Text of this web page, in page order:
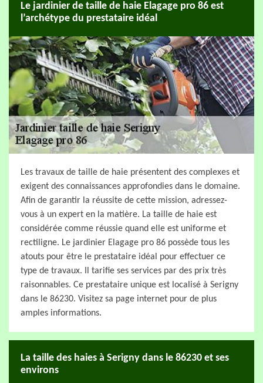
Le jardinier de taille de haie Elagage pro 86 est
l’archétype du prestataire idéal
Les travaux de taille de haie présentent des complexes et
exigent des connaissances approfondies dans le domaine.
Afin de garantir la réussite de cette mission, adressez-
vous à un expert en la matière. La taille de haie est
considérée comme réussie quand elle est uniforme et
rectiligne. Le jardinier Elagage pro 86 possède tous les
atouts pour être le prestataire idéal pour effectuer ce
type de travaux. Il tarifie ses services par des prix très
raisonnables. Ce prestataire unique est localisé à Serigny
dans le 86230. Visitez sa page internet pour de plus
amples informations.
La taille des haies à Serigny dans le 86230 et ses
environs